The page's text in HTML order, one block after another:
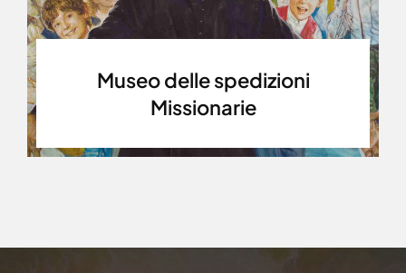
Museo delle spedizioni
Missionarie